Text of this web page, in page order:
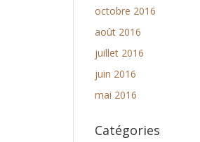
octobre 2016
août 2016
juillet 2016
juin 2016
mai 2016
Catégories